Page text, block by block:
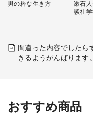
男の粋な生き方
漱石
談社
間違った内容でしたら
きるようがんばります。
おすすめ商品